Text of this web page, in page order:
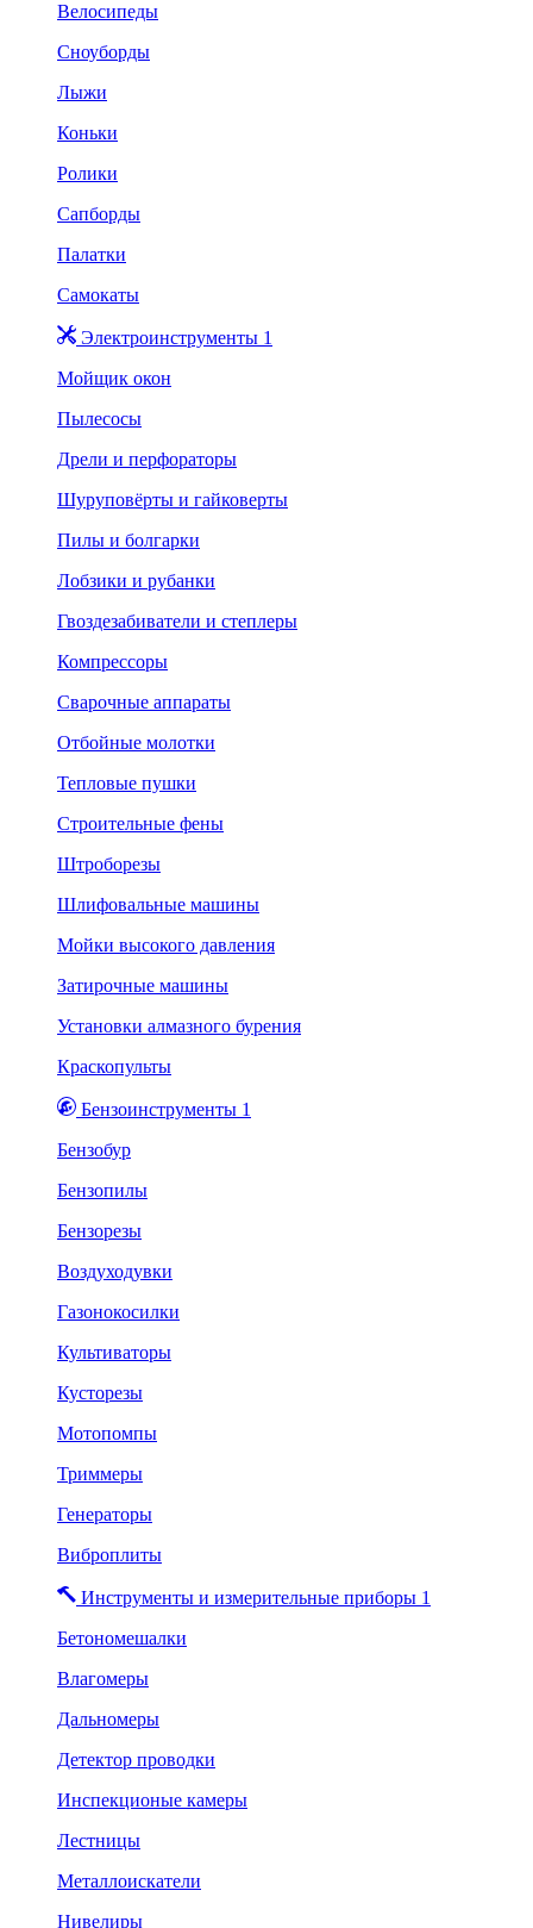
Велосипеды
Сноуборды
Лыжи
Коньки
Ролики
Сапборды
Палатки
Самокаты
Электроинструменты 1
Мойщик окон
Пылесосы
Дрели и перфораторы
Шуруповёрты и гайковерты
Пилы и болгарки
Лобзики и рубанки
Гвоздезабиватели и степлеры
Компрессоры
Сварочные аппараты
Отбойные молотки
Тепловые пушки
Строительные фены
Штроборезы
Шлифовальные машины
Мойки высокого давления
Затирочные машины
Установки алмазного бурения
Краскопульты
Бензоинструменты 1
Бензобур
Бензопилы
Бензорезы
Воздуходувки
Газонокосилки
Культиваторы
Кусторезы
Мотопомпы
Триммеры
Генераторы
Виброплиты
Инструменты и измерительные приборы 1
Бетономешалки
Влагомеры
Дальномеры
Детектор проводки
Инспекционые камеры
Лестницы
Металлоискатели
Нивелиры